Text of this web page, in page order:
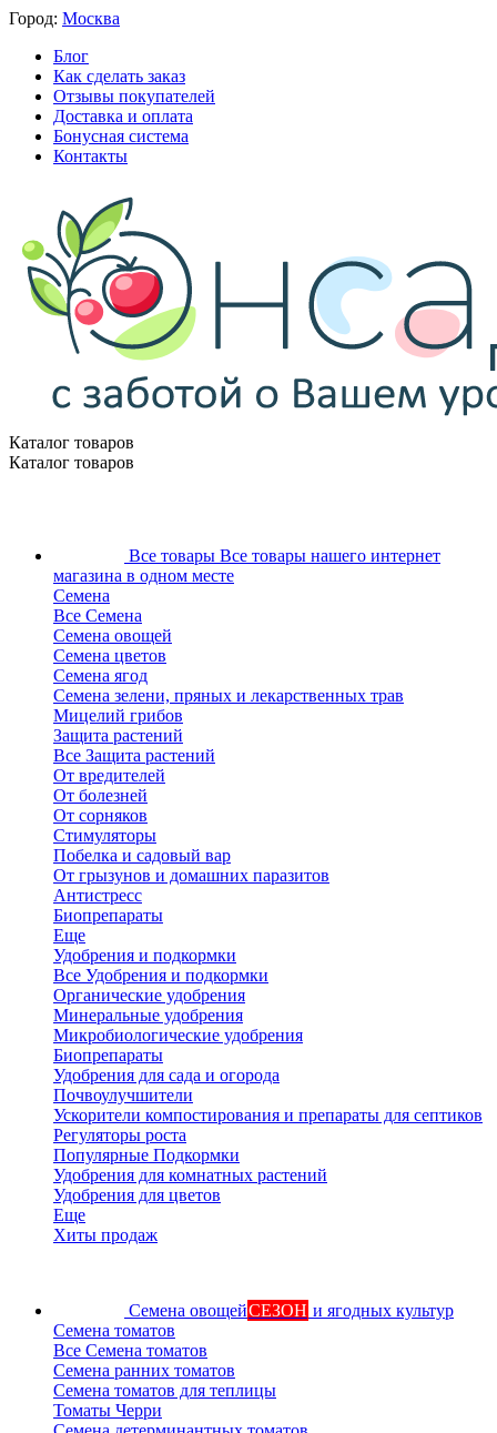
Город: Москва
Блог
Как сделать заказ
Отзывы покупателей
Доставка и оплата
Бонусная система
Контакты
Каталог товаров
Каталог товаров
Все товары Все товары нашего интернет
магазина в одном месте
Семена
Все Семена
Семена овощей
Семена цветов
Семена ягод
Семена зелени, пряных и лекарственных трав
Мицелий грибов
Защита растений
Все Защита растений
От вредителей
От болезней
От сорняков
Стимуляторы
Побелка и садовый вар
От грызунов и домашних паразитов
Антистресс
Биопрепараты
Еще
Удобрения и подкормки
Все Удобрения и подкормки
Органические удобрения
Минеральные удобрения
Микробиологические удобрения
Биопрепараты
Удобрения для сада и огорода
Почвоулучшители
Ускорители компостирования и препараты для септиков
Регуляторы роста
Популярные Подкормки
Удобрения для комнатных растений
Удобрения для цветов
Еще
Хиты продаж
Семена овощейСЕЗОН и ягодных культур
Семена томатов
Все Семена томатов
Семена ранних томатов
Семена томатов для теплицы
Томаты Черри